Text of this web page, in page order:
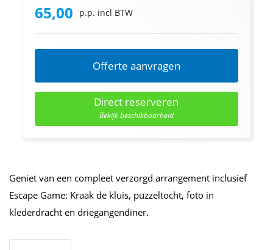
65,00 p.p. incl BTW
Offerte aanvragen
Direct reserveren
Bekijk beschikbaarheid
Geniet van een compleet verzorgd arrangement inclusief
Escape Game: Kraak de kluis, puzzeltocht, foto in
klederdracht en driegangendiner.